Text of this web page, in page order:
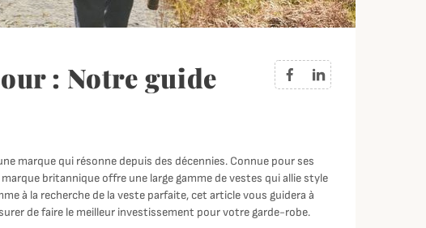
: Notre guide
marque qui résonne depuis des décennies. Connue pour ses
britannique offre une large gamme de vestes qui allie style
à la recherche de la veste parfaite, cet article vous guidera à
de faire le meilleur investissement pour votre garde-robe.